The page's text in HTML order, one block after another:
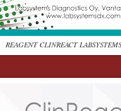
REAGENT CLINREACT